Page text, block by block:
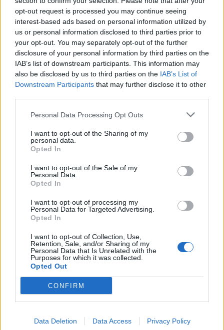
opt-out request is processed you may continue seeing
interest-based ads based on personal information utilized by
us or personal information disclosed to third parties prior to
your opt-out. You may separately opt-out of the further
disclosure of your personal information by third parties on the
IAB’s list of downstream participants. This information may
also be disclosed by us to third parties on the IAB’s List of
Downstream Participants that may further disclose it to other
Personal Data Processing Opt Outs
I want to opt-out of the Sharing of my
personal data.
Opted In
I want to opt-out of the Sale of my
Personal Data.
Opted In
I want to opt-out of processing my
Personal Data for Targeted Advertising.
Opted In
I want to opt-out of Collection, Use,
Retention, Sale, and/or Sharing of my
Personal Data that Is Unrelated with the
Purposes for which it was collected.
Opted Out
CONFIRM
Data Deletion Data Access Privacy Policy
quello di Stephan El Shaarawy, nel mirino anche
Autore
Redazione Fantacalcio.it
Leggi anche...
Venezia, Kostic nel mirino
Venezia, dopo Basic può arrivare anche
Helgason